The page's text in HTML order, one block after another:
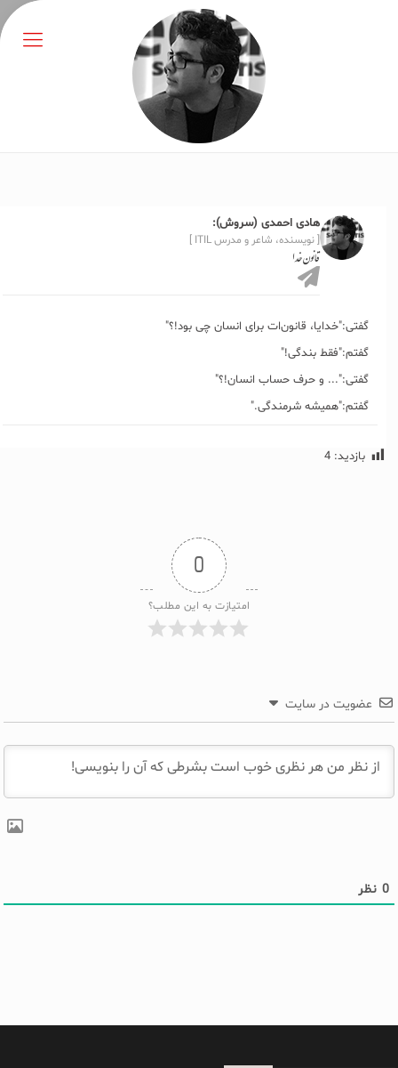
هادی احمدی (سروش):
[ نویسنده، شاعر و مدرس ITIL ]
قانون خدا
گفتی:"خدایا، قانون‌ات برای انسان چی بود!؟"
گفتم:"فقط بندگی!"
گفتی:"... و حرف حساب انسان!؟"
گفتم:"همیشه شرمندگی."
بازدید: 4
0
امتیازت به این مطلب؟
عضویت در سایت
0 نظر